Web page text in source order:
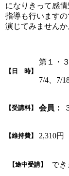
になりきって感
指導も行います
演じてみませんか
【日 時】
第１・
7/4、7/
【受講料】 会員：
【維持費】 2,310円
【途中受講】 でき